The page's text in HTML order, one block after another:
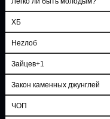
ХБ
Неzлоб
Зайцев+1
Закон каменных джунглей
ЧОП